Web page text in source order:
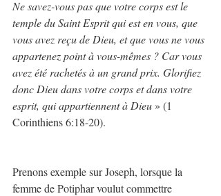
Ne savez-vous pas que votre corps est le
temple du Saint Esprit qui est en vous, que
vous avez reçu de Dieu, et que vous ne vous
appartenez point à vous-mêmes ? Car vous
avez été rachetés à un grand prix. Glorifiez
donc Dieu dans votre corps et dans votre
esprit, qui appartiennent à Dieu » (1
Corinthiens 6:18-20).
Prenons exemple sur Joseph, lorsque la
femme de Potiphar voulut commettre